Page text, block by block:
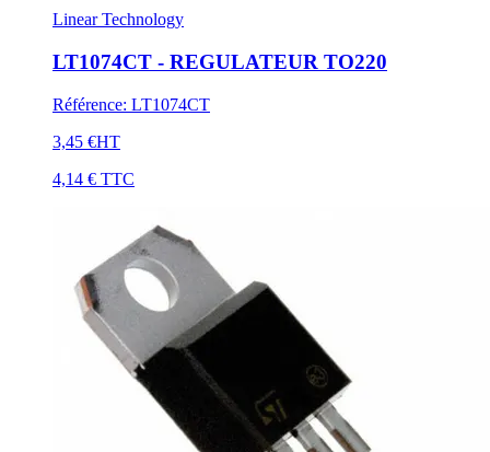
Linear Technology
LT1074CT - REGULATEUR TO220
Référence: LT1074CT
3,45 €HT
4,14 € TTC